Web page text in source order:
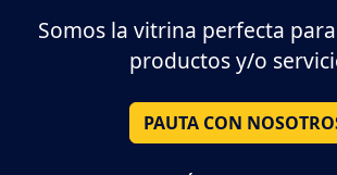
Somos la vitrina perfecta
productos y/o
PAUTA CON